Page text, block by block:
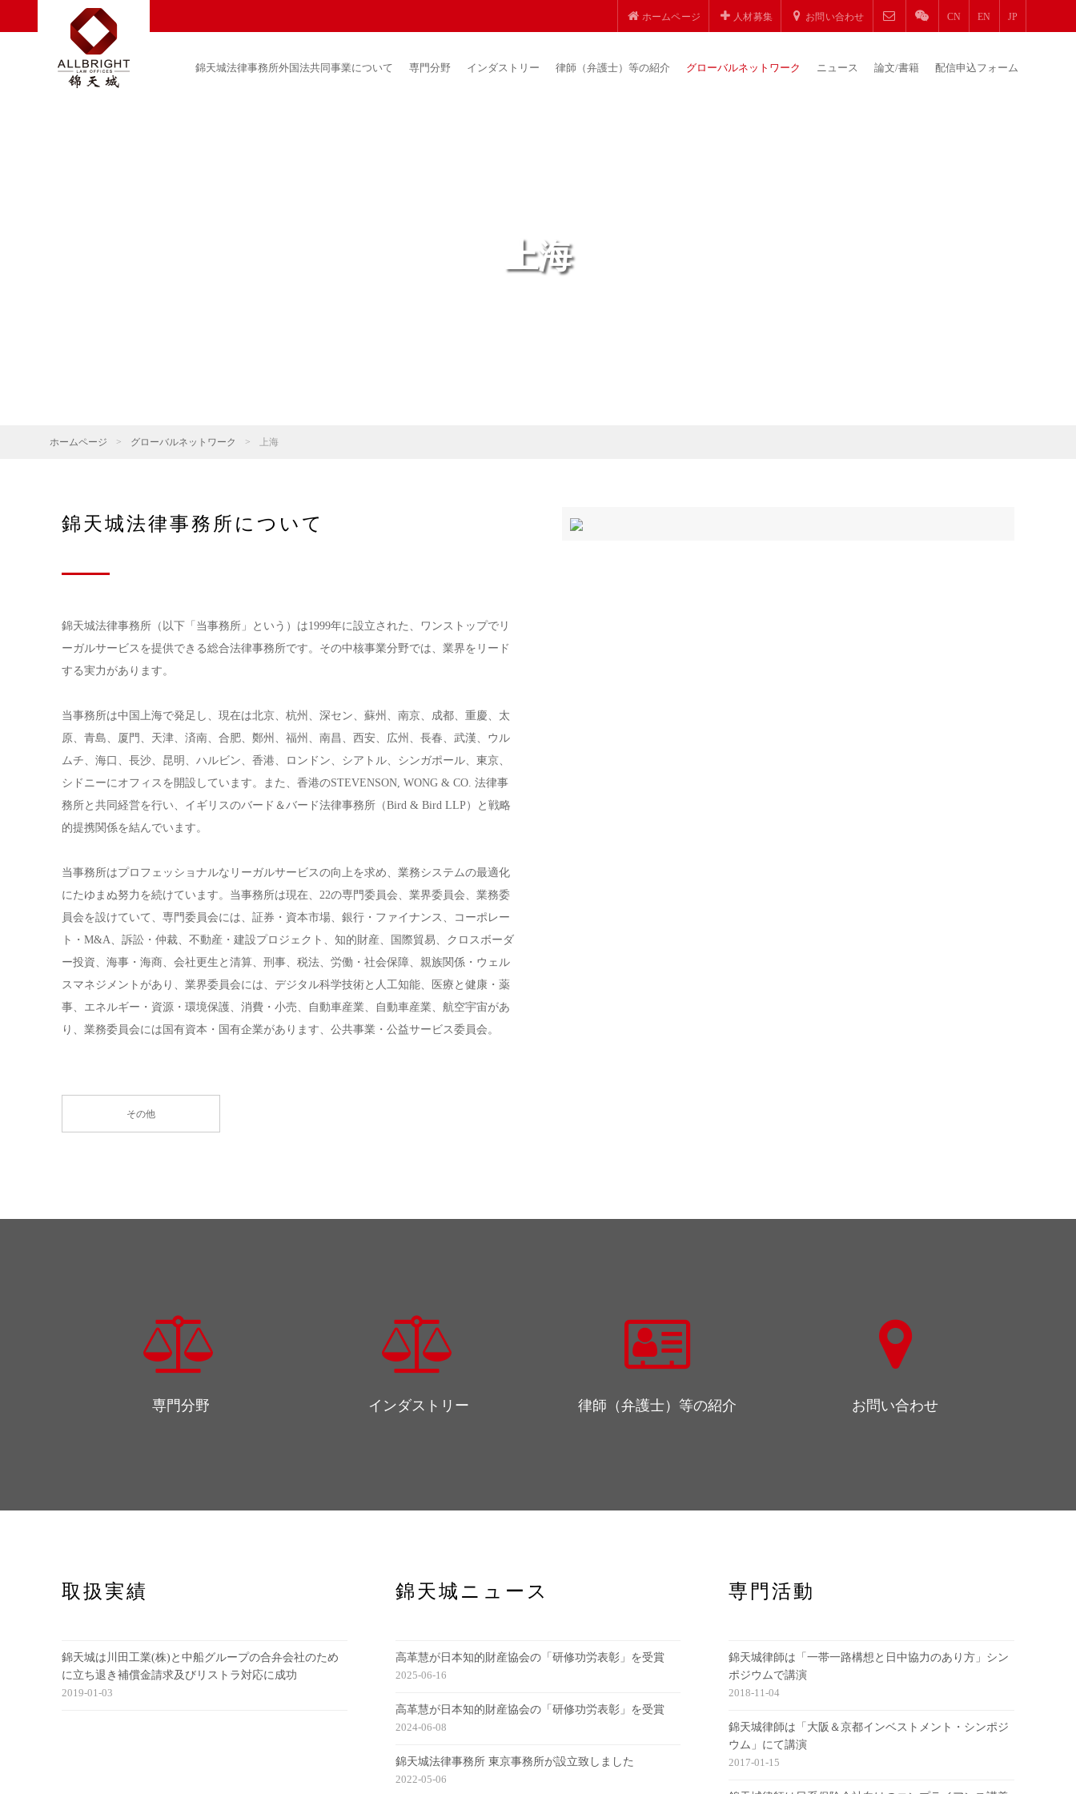
ホームページ 人材募集 お問い合わせ CN EN JP
錦天城法律事務所外国法共同事業について 専門分野 インダストリー 律師（弁護士）等の紹介 グローバルネットワーク ニュース 論文/書籍 配信申込フォーム
上海
ホームページ > グローバルネットワーク > 上海
錦天城法律事務所について
錦天城法律事務所（以下「当事務所」という）は1999年に設立された、ワンストップでリ
ーガルサービスを提供できる総合法律事務所です。その中核事業分野では、業界をリード
する実力があります。
当事務所は中国上海で発足し、現在は北京、杭州、深セン、蘇州、南京、成都、重慶、太
原、青島、厦門、天津、済南、合肥、鄭州、福州、南昌、西安、広州、長春、武漢、ウル
ムチ、海口、長沙、昆明、ハルビン、香港、ロンドン、シアトル、シンガポール、東京、
シドニーにオフィスを開設しています。また、香港のSTEVENSON, WONG & CO. 法律事
務所と共同経営を行い、イギリスのバード＆バード法律事務所（Bird & Bird LLP）と戦略
的提携関係を結んでいます。
当事務所はプロフェッショナルなリーガルサービスの向上を求め、業務システムの最適化
にたゆまぬ努力を続けています。当事務所は現在、22の専門委員会、業界委員会、業務委
員会を設けていて、専門委員会には、証券・資本市場、銀行・ファイナンス、コーポレー
ト・M&A、訴訟・仲裁、不動産・建設プロジェクト、知的財産、国際貿易、クロスボーダ
ー投資、海事・海商、会社更生と清算、刑事、税法、労働・社会保障、親族関係・ウェル
スマネジメントがあり、業界委員会には、デジタル科学技術と人工知能、医療と健康・薬
事、エネルギー・資源・環境保護、消費・小売、自動車産業、自動車産業、航空宇宙があ
り、業務委員会には国有資本・国有企業があります、公共事業・公益サービス委員会。
その他
専門分野 インダストリー 律師（弁護士）等の紹介 お問い合わせ
取扱実績
錦天城は川田工業(株)と中船グループの合弁会社のため
に立ち退き補償金請求及びリストラ対応に成功
2019-01-03
錦天城ニュース
高革慧が日本知的財産協会の「研修功労表彰」を受賞
2025-06-16
高革慧が日本知的財産協会の「研修功労表彰」を受賞
2024-06-08
錦天城法律事務所 東京事務所が設立致しました
2022-05-06
専門活動
錦天城律師は「一帯一路構想と日中協力のあり方」シン
ポジウムで講演
2018-11-04
錦天城律師は「大阪＆京都インベストメント・シンポジ
ウム」にて講演
2017-01-15